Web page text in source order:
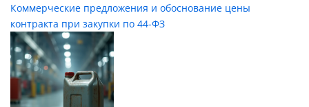
Коммерческие предложения и обоснование цены
контракта при закупки по 44-ФЗ